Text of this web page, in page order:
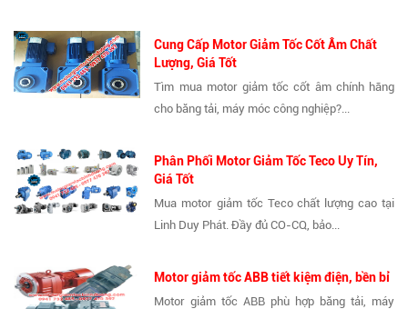
Cung Cấp Motor Giảm Tốc Cốt Âm Chất
Lượng, Giá Tốt
Tìm mua motor giảm tốc cốt âm chính hãng
cho băng tải, máy móc công nghiệp?...
Phân Phối Motor Giảm Tốc Teco Uy Tín,
Giá Tốt
Mua motor giảm tốc Teco chất lượng cao tại
Linh Duy Phát. Đầy đủ CO-CQ, bảo...
Motor giảm tốc ABB tiết kiệm điện, bền bỉ
Motor giảm tốc ABB phù hợp băng tải, máy